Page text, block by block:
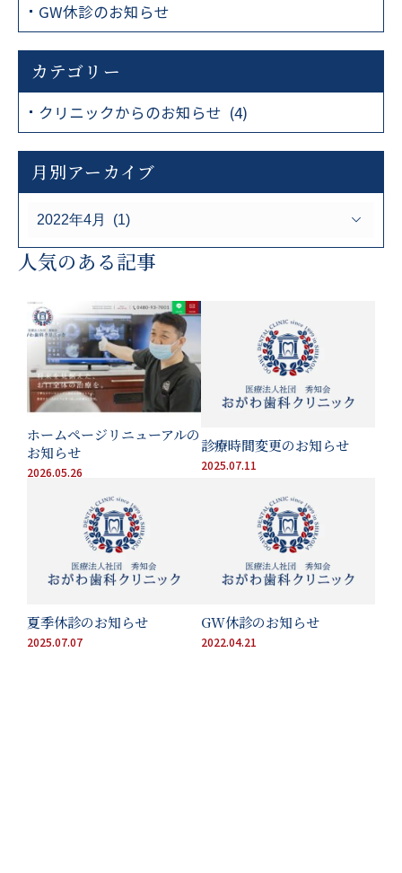
GW休診のお知らせ
カテゴリー
クリニックからのお知らせ (4)
月別アーカイブ
人気のある記事
ホームページリニューアルの
お知らせ
2026.05.26
診療時間変更のお知らせ
2025.07.11
夏季休診のお知らせ
2025.07.07
GW休診のお知らせ
2022.04.21